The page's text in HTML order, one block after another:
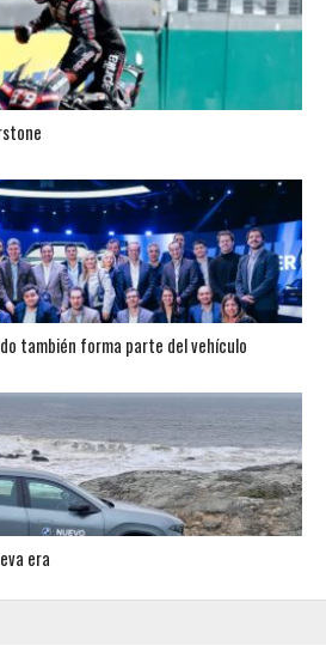
también forma parte del vehículo
era